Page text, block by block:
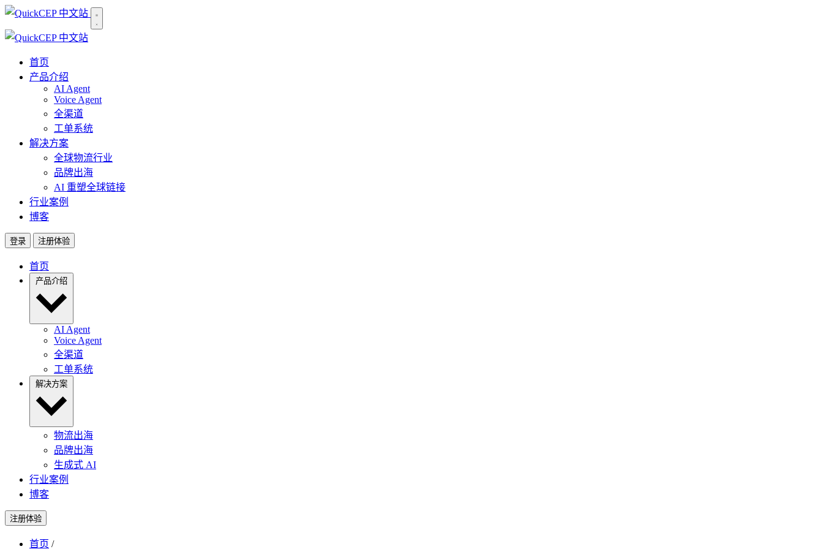
首页
产品介绍
AI Agent
Voice Agent
全渠道
工单系统
解决方案
全球物流行业
品牌出海
AI 重塑全球链接
行业案例
博客
登录 注册体验
首页
产品介绍
AI Agent
Voice Agent
全渠道
工单系统
解决方案
物流出海
品牌出海
生成式 AI
行业案例
博客
注册体验
首页 /